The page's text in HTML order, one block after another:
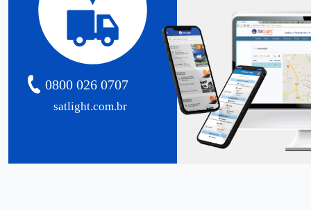
satlight.com.br
0800 026 0707